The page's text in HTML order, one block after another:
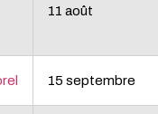
11 août
15 septembre